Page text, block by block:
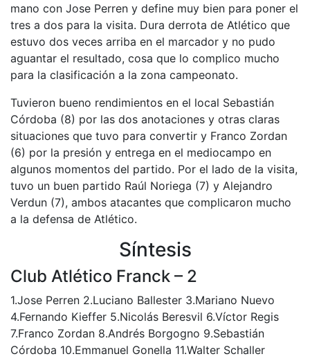
mano con Jose Perren y define muy bien para poner el
tres a dos para la visita. Dura derrota de Atlético que
estuvo dos veces arriba en el marcador y no pudo
aguantar el resultado, cosa que lo complico mucho
para la clasificación a la zona campeonato.
Tuvieron bueno rendimientos en el local Sebastián
Córdoba (8) por las dos anotaciones y otras claras
situaciones que tuvo para convertir y Franco Zordan
(6) por la presión y entrega en el mediocampo en
algunos momentos del partido. Por el lado de la visita,
tuvo un buen partido Raúl Noriega (7) y Alejandro
Verdun (7), ambos atacantes que complicaron mucho
a la defensa de Atlético.
Síntesis
Club Atlético Franck – 2
1.Jose Perren 2.Luciano Ballester 3.Mariano Nuevo
4.Fernando Kieffer 5.Nicolás Beresvil 6.Víctor Regis
7.Franco Zordan 8.Andrés Borgogno 9.Sebastián
Córdoba 10.Emmanuel Gonella 11.Walter Schaller